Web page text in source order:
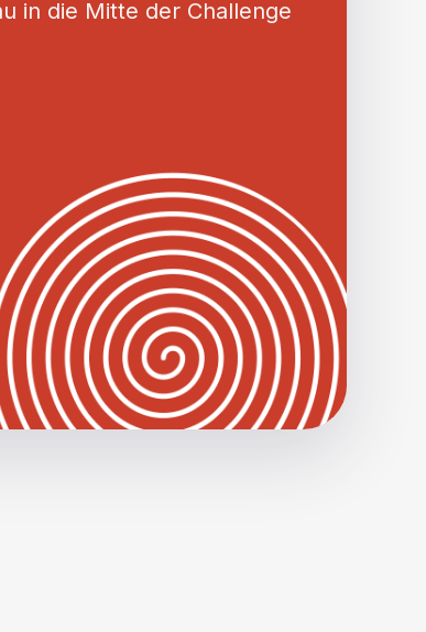
in die Mitte der Challenge